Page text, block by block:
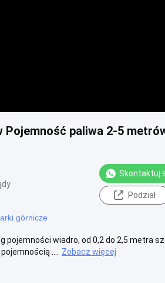
paliwa 2-5
Skontaktuj
Podział
górnicze
wiadro, od 0,2 do 2,5 metra
....
Zobacz więcej